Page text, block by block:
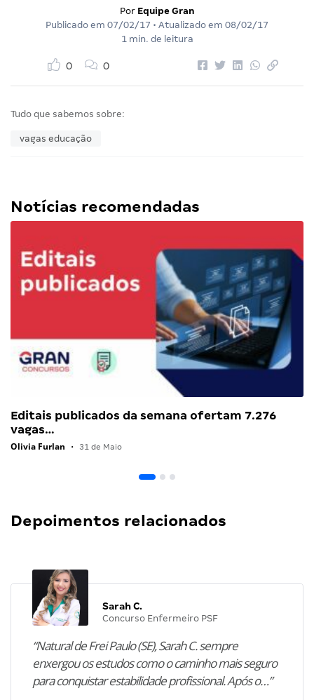
Por Equipe Gran
Publicado em 07/02/17 • Atualizado em 08/02/17
1 min. de leitura
0 0
Tudo que sabemos sobre:
vagas educação
Notícias recomendadas
Editais publicados da semana ofertam 7.276
vagas…
Olivia Furlan • 31 de Maio
Depoimentos relacionados
Sarah C.
Concurso Enfermeiro PSF
“Natural de Frei Paulo (SE), Sarah C. sempre
enxergou os estudos como o caminho mais seguro
para conquistar estabilidade profissional. Após o…”